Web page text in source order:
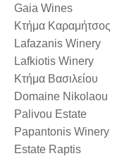
Gaia Wines
Κτήμα Καραμήτσος
Lafazanis Winery
Lafkiotis Winery
Κτήμα Βασιλείου
Domaine Nikolaou
Palivou Estate
Papantonis Winery
Estate Raptis